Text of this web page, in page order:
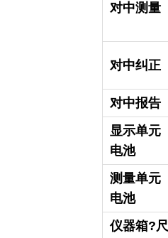
对中测量
对中纠正
对中报告
显示单元
电池
测量单元
电池
仪器箱?尺